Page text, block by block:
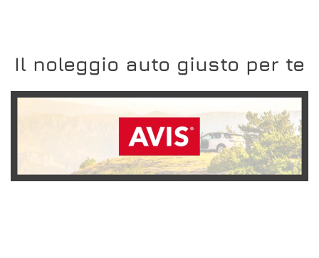
Il noleggio auto giusto per te
SCOPRI L'OFFERTA